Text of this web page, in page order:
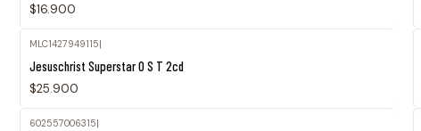
$16.900
MLC1427949115|
Jesuschrist Superstar O S T 2cd
$25.900
602557006315